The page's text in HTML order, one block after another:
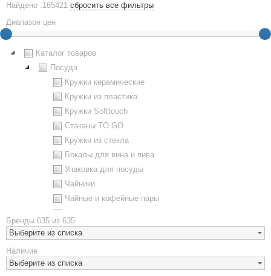
Найдено :165421 сбросить все фильтры
Диапазон цен
Каталог товаров
Посуда
Кружки керамические
Кружки из пластика
Кружки Softtouch
Стаканы TO GO
Кружки из стекла
Бокалы для вина и пива
Упаковка для посуды
Чайники
Чайные и кофейные пары
Наборы посуды
Предметы сервировки
Стаканы
Эко кружки
Бренды 635 из 635
Выберите из списка
Наличие
Выберите из списка